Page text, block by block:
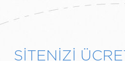
SİTENİZİ